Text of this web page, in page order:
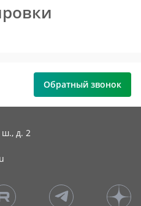
Обратный звонок
ш., д. 2